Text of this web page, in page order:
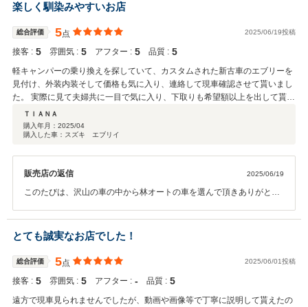
楽しく馴染みやすいお店
総合評価 5点 2025/06/19投稿
接客 : 5 雰囲気 : 5 アフター : 5 品質 : 5
軽キャンパーの乗り換えを探していて、カスタムされた新古車のエブリーを
見付け、外装内装そして価格も気に入り、連絡して現車確認させて貰いまし
た。 実際に見て夫婦共に一目で気に入り、下取りも希望額以上を出して貰え
たので、その場で即決しました。 営業担当の西村さん始め皆さん親しみ易い
方ばかりで、片道３時間の遠方ながら安心して 購入出来ました。 購入後の
フォローもバッチリで、良いお店と御縁が出来た事を嬉しく思います。 残念
ＴＩＡＮＡ
購入年月： 2025/04
購入した車：スズキ エブリイ
販売店の返信 2025/06/19
このたびは、沢山の車の中から林オートの車を選んで頂きありがとう
す。お客様に喜んで頂くのが一番です。これからもスタッフ一同、気
を引き締めて頑張って参ります。少し遠方ですが、またの機会有りま
したら、宜しくお願い致します。
とても誠実なお店でした！
総合評価 5点 2025/06/01投稿
接客 : 5 雰囲気 : 5 アフター : ‐ 品質 : 5
遠方で現車見られませんでしたが、動画や画像等で丁寧に説明して貰えたの